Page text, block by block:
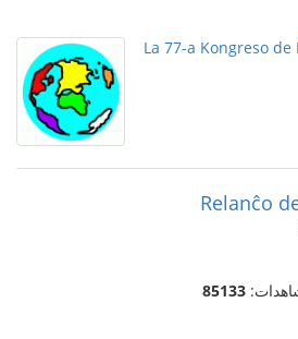
La 77-a Kongreso de
Relanĉo
85133